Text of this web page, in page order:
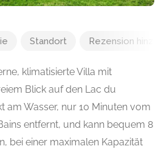
Standort Rezension
klimatisierte Villa mit
Blick auf den Lac du
am Wasser, nur 10 Minuten vom
entfernt, und kann bequem 8
bei einer maximalen Kapazität